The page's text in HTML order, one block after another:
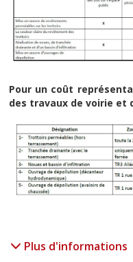
Pour un coût
des travaux de voirie et
Plus d'informations